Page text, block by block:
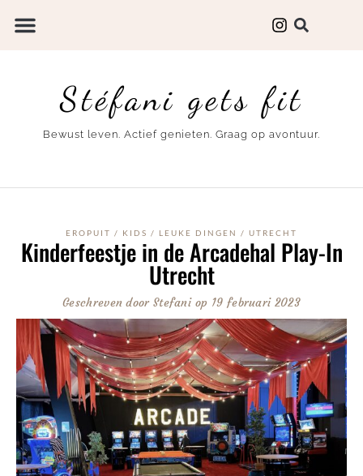
Stéfani gets fit
Bewust leven. Actief genieten. Graag op avontuur.
EROPUIT / KIDS / LEUKE DINGEN / UTRECHT
Kinderfeestje in de Arcadehal Play-In
Utrecht
Geschreven doorStefani op 19 februari 2023